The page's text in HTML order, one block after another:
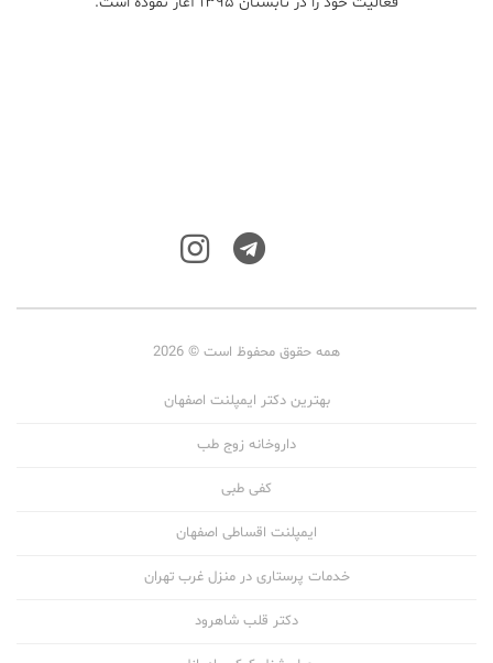
همه حقوق محفوظ است © 2026
بهترین دکتر ایمپلنت اصفهان
داروخانه زوج طب
کفی طبی
ایمپلنت اقساطی اصفهان
خدمات پرستاری در منزل غرب تهران
دکتر قلب شاهرود